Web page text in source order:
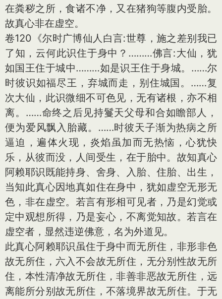
在粪秽之所，食诸不净，又在猪狗等腹内受胎。
故真心非在虚空。
卷120《尔时广博仙人白言:世尊，施之差别我已
了知，云何此识住于身中？………佛言:大仙，犹
如国王住于城中………如是识王住于身城。……尔
时彼识如福尽王，弃城而走，别住城国。……复
次大仙，此识微细不可色见，无有诸根，亦不相
离。……命终之后见持鬘天父母和合如瞻部人，
便为爱风飘入胎藏。……时彼天子渐为热病之所
逼迫，遍体火现，炎焰虽加而无热恼，心犹快
乐，从彼而没，人间受生，在于胎中。故知真心
阿赖耶识既能持身、舍身、入胎、住胎、出生，
当知此真心因地真如住在身中，犹如虚空无形无
色，非在虚空。若言有形相可见者，乃是幻觉或
定中观想所得，乃是妄心，不离觉知故。若言在
虚空者，显然违逆佛意，名为外道见。
此真心阿赖耶识虽住于身中而无所住，非形非色
故无所住，六入不会故无所住，无分别性故无所
住，本性清净故无所住，非善非恶故无所住，远
离能所分别故无所住，不落境界故无所住。于无